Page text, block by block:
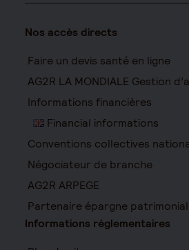
Nos accès directs
Faire un devis santé en ligne
AG2R LA MONDIALE Gestion
Informations financières
Financial informations
Conventions collectives
Négociateur de branche
AG2R ARPEGE
Partenaire épargne
Informations réglementaires